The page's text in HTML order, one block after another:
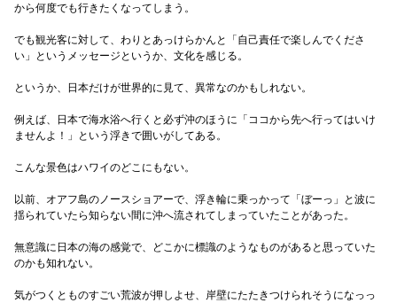
から何度でも行きたくなってしまう。
でも観光客に対して、わりとあっけらかんと「自己責任で楽しんでくださ
い」というメッセージというか、文化を感じる。
というか、日本だけが世界的に見て、異常なのかもしれない。
例えば、日本で海水浴へ行くと必ず沖のほうに「ココから先へ行ってはいけ
ませんよ！」という浮きで囲いがしてある。
こんな景色はハワイのどこにもない。
以前、オアフ島のノースショアーで、浮き輪に乗っかって「ぼーっ」と波に
揺られていたら知らない間に沖へ流されてしまっていたことがあった。
無意識に日本の海の感覚で、どこかに標識のようなものがあると思っていた
のかも知れない。
気がつくとものすごい荒波が押しよせ、岸壁にたたきつけられそうになっっ